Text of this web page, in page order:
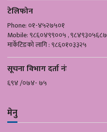
टेलिफोन
Phone: ०१-४५२७५०१
Mobile: ९८६०४९९००५ , ९८४९३०५६८७
मार्केटिङको लागि : ९८६०१०३३२५
सूचना विभाग दर्ता नंः
६९४ /०७४- ७५
मेनु